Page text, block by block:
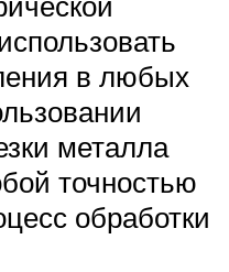
в любых
металла
точностью
обработки